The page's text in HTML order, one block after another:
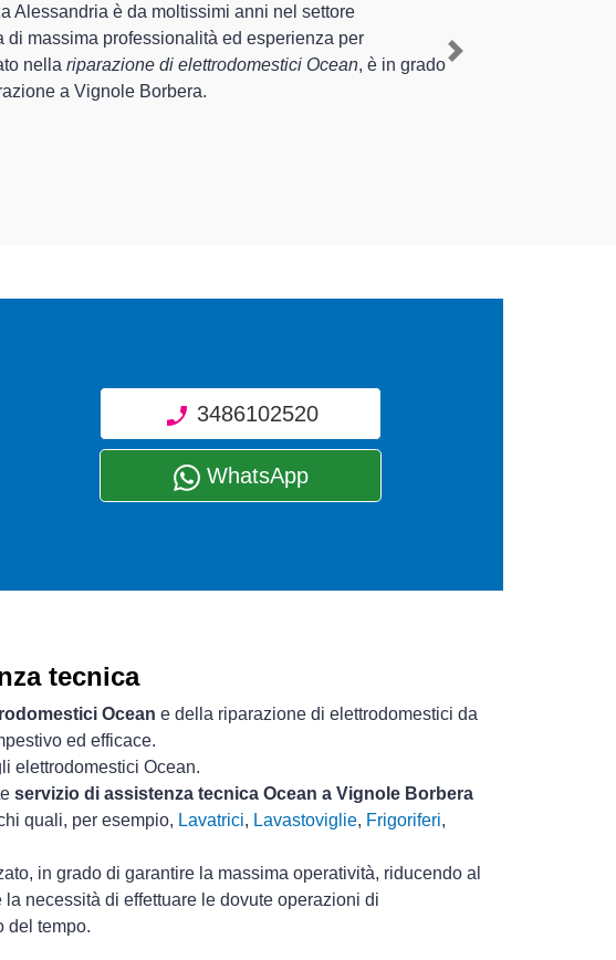
al cliente esperienza pluriennale nel territorio di Vignole
del tuo elettrodomestico Ocean a Vignole Borbera
, mediante il
in grado di fornire interventi di diverse tipologie sugli
Next
3486102520
WhatsApp
tecnica
Ocean e della riparazione di elettrodomestici da
ed efficace.
elettrodomestici Ocean.
servizio di assistenza tecnica Ocean a Vignole Borbera
quali, per esempio, Lavatrici, Lavastoviglie, Frigoriferi,
in grado di garantire la massima operatività, riducendo al
necessità di effettuare le dovute operazioni di
del tempo.